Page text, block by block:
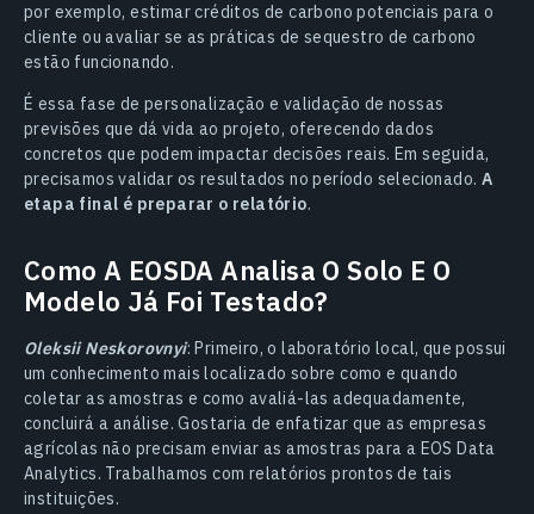
por exemplo, estimar créditos de carbono potenciais para o
cliente ou avaliar se as práticas de sequestro de carbono
estão funcionando.
É essa fase de personalização e validação de nossas
previsões que dá vida ao projeto, oferecendo dados
concretos que podem impactar decisões reais. Em seguida,
precisamos validar os resultados no período selecionado. A
etapa final é preparar o relatório.
Como A EOSDA Analisa O Solo E O
Modelo Já Foi Testado?
Oleksii Neskorovnyi: Primeiro, o laboratório local, que possui
um conhecimento mais localizado sobre como e quando
coletar as amostras e como avaliá-las adequadamente,
concluirá a análise. Gostaria de enfatizar que as empresas
agrícolas não precisam enviar as amostras para a EOS Data
Analytics. Trabalhamos com relatórios prontos de tais
instituições.